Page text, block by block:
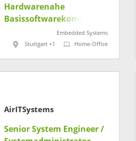
Hardwarenahe
Basissoftwarekomponen
ten nach AUTOSAR
(m/w/d)
Embedded Systems
Stuttgart +1
Home-Office
AirITSystems
Senior System Engineer /